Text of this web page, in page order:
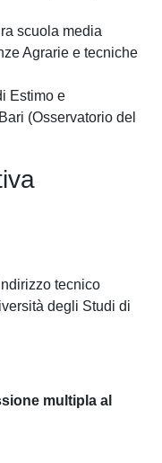
scuola media
Agrarie e tecniche
Estimo e
(Osservatorio del
tecnico
degli Studi di
multipla al